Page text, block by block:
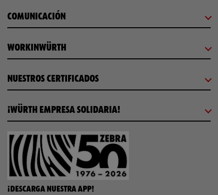
COMUNICACIÓN
WORKINWÜRTH
NUESTROS CERTIFICADOS
¡WÜRTH EMPRESA SOLIDARIA!
¡DESCARGA NUESTRA APP!